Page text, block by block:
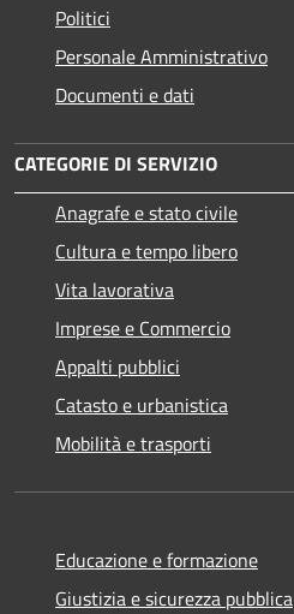
Politici
Personale Amministrativo
Documenti e dati
CATEGORIE DI SERVIZIO
Anagrafe e stato civile
Cultura e tempo libero
Vita lavorativa
Imprese e Commercio
Appalti pubblici
Catasto e urbanistica
Mobilità e trasporti
Educazione e formazione
Giustizia e sicurezza pubblica